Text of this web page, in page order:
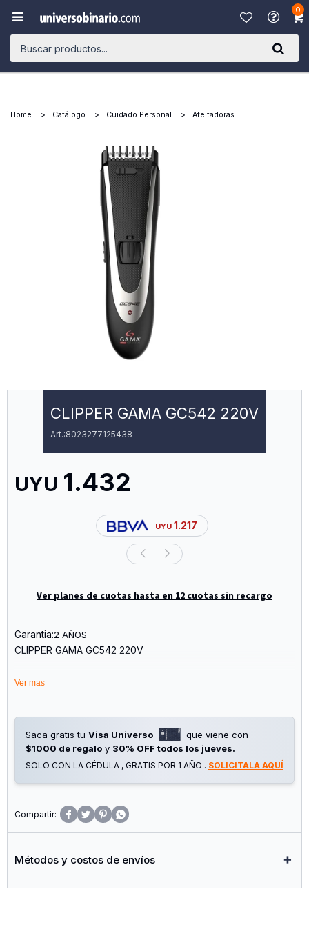
0

Home Catálogo Cuidado Personal Afeitadoras
CLIPPER GAMA GC542 220V
8023277125438
UYU 1.432
UYU 1.217
Ver planes de cuotas hasta en 12 cuotas sin recargo
Garantia:2 AÑOS
CLIPPER GAMA GC542 220V
Accesorios:
Control de Medida de Corte
Cuchillas:
Acero Inoxidable
Tipo de Alimentación :
Voltaje:
Clipper Cord-cordless Cuenta con un Peine de Alzada
Ajustable de 1 a 24 Mm.
Posee una Rueda de Control de Medida de Corte.
Ver mas
Saca gratis tu Visa Universo
que viene con
$1000 de regalo y 30% OFF todos los jueves.
SOLO CON LA CÉDULA , GRATIS POR 1 AÑO . SOLICITALA AQUÍ
   
Métodos y costos de envíos